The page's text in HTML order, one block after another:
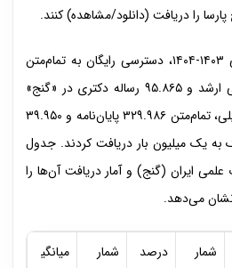
را دریافت (دانلود/مشاهده) کنند.
بر این پایه، در سال تحصیلی ۱۴۰۳-۱۴۰۴، دسترسی رایگان به تمام‌متن
۷۷۹.۷۳۳ پایان‌نامه کارشناسی ارشد و ۹۵.۸۶۵ رساله دکتری در «گنج»
فراهم بود. در این سال تحصیلی، تمام‌متن ۳۲۹.۹۸۶ پایان‌نامه و ۳۹.۹۵۰
نزدیک به یک میلیون بار دریافت کردند. جدول
علمی ایران (گنج) و آمار دریافت آن‌ها را
شمار
درصد
شمار
میانگی